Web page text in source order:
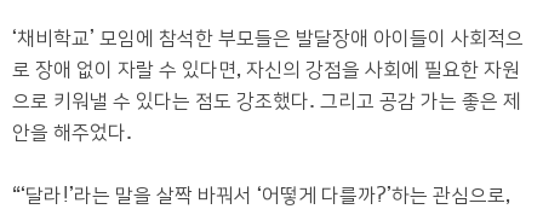
‘채비학교’ 모임에 참석한 부모들은 발달장애 아이들이 사회적으
로 장애 없이 자랄 수 있다면, 자신의 강점을 사회에 필요한 자원
으로 키워낼 수 있다는 점도 강조했다. 그리고 공감 가는 좋은 제
안을 해주었다.
“‘달라!’라는 말을 살짝 바꿔서 ‘어떻게 다를까?’하는 관심으로,